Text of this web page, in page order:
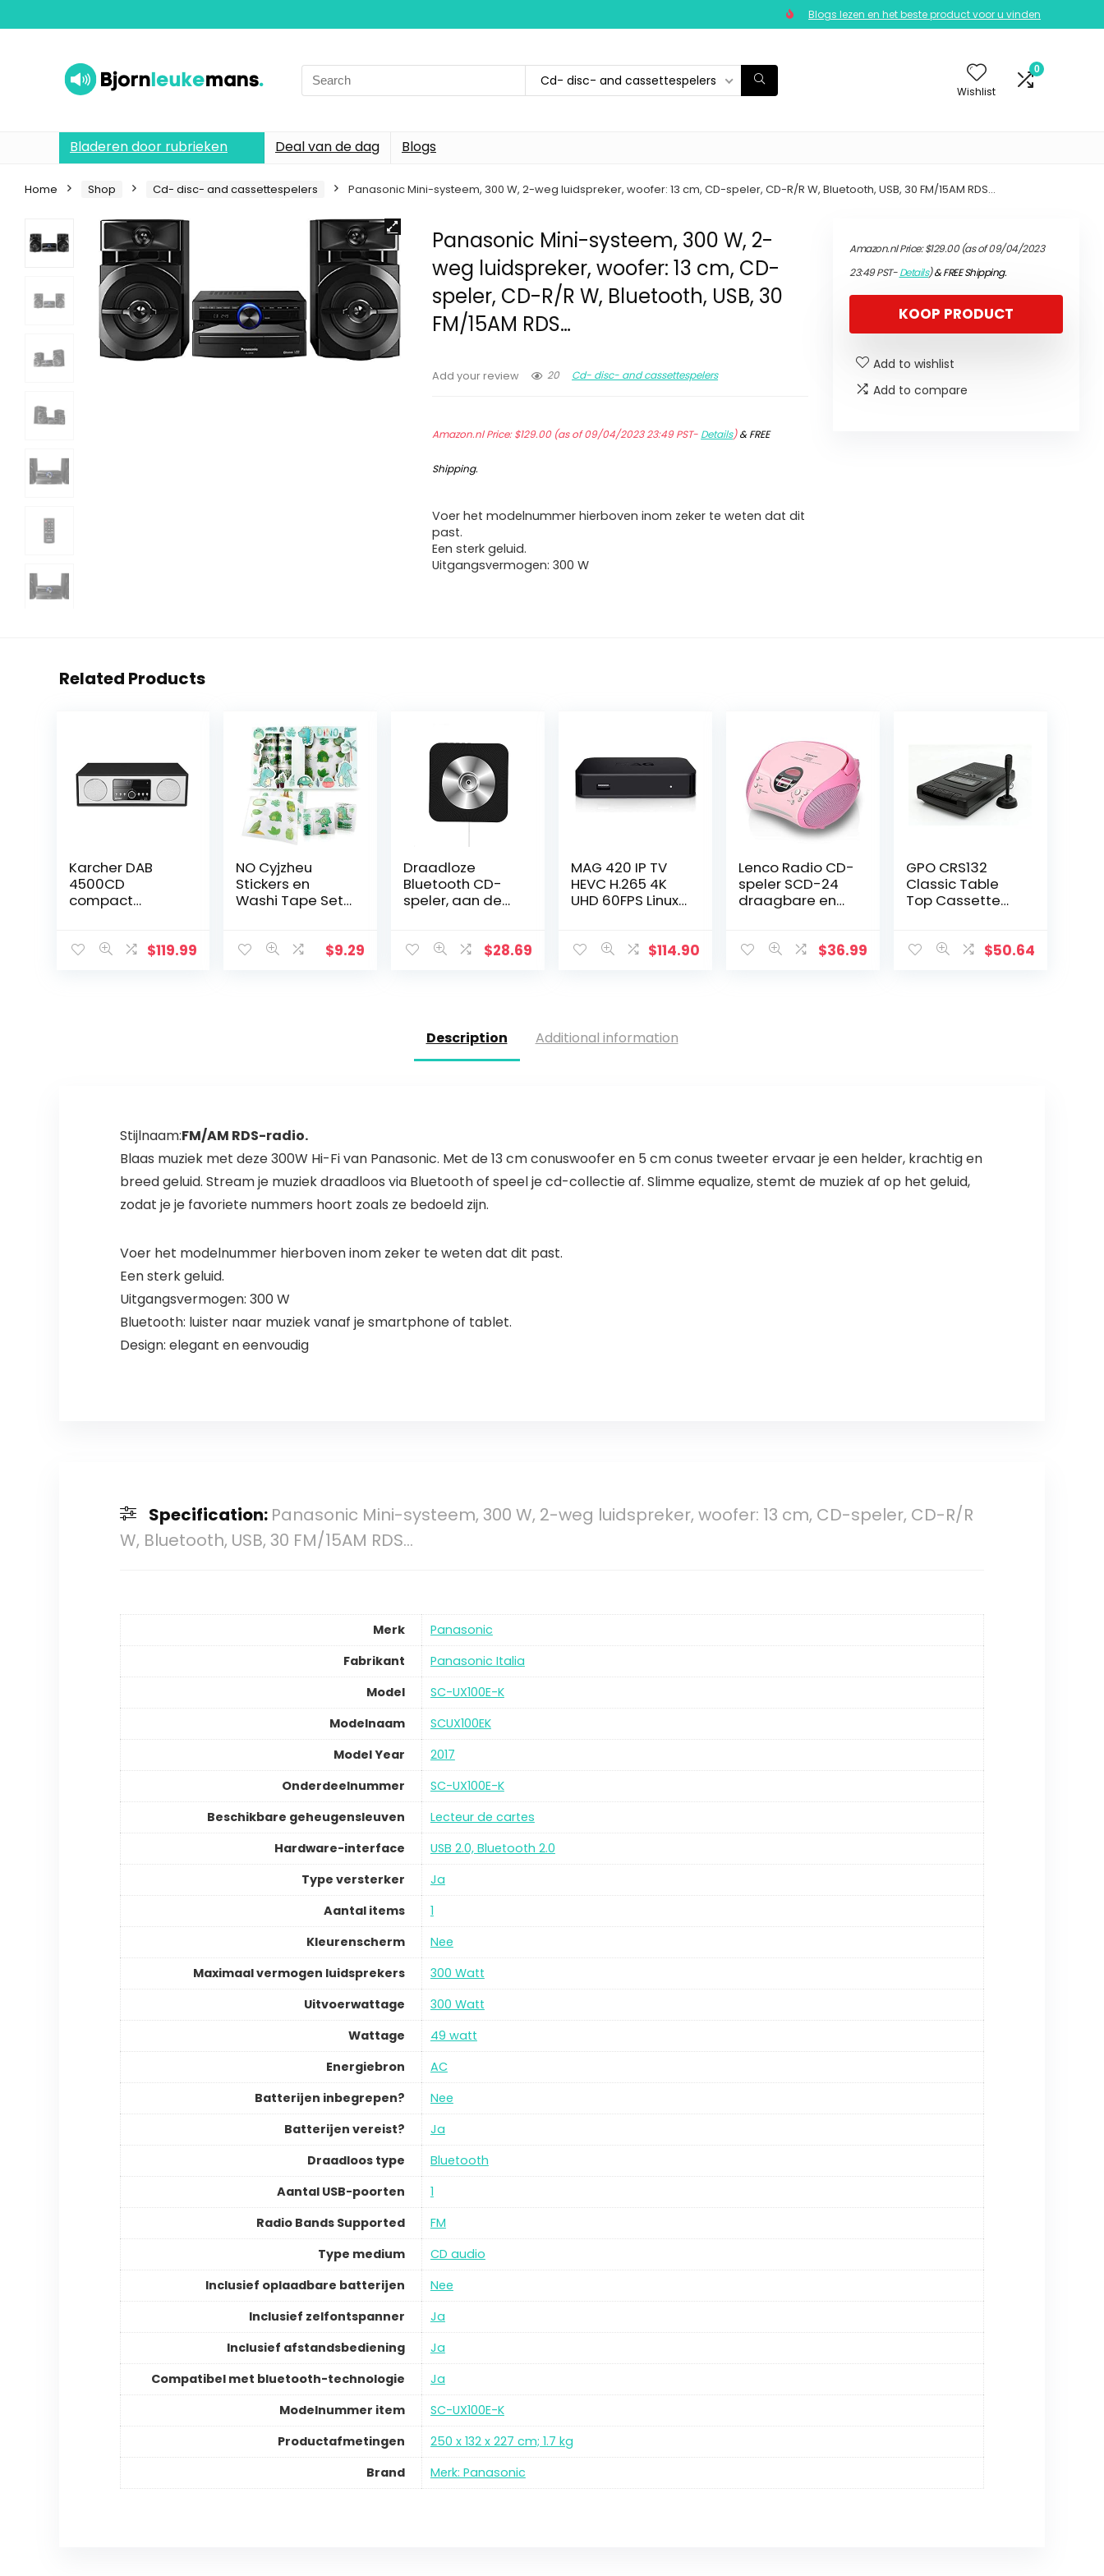
Blogs lezen en het beste product voor u vinden
Search
for:
Cd- disc- and cassettespelers
Wishlist
0
Bladeren door rubrieken Deal van de dag Blogs
Home Shop Cd- disc- and cassettespelers Panasonic Mini-systeem, 300 W, 2-weg luidspreker, woofer: 13 cm, CD-speler, CD-R/R W, Bluetooth, USB, 30 FM/15AM RDS…
Panasonic Mini-systeem, 300 W, 2-
weg luidspreker, woofer: 13 cm, CD-
speler, CD-R/R W, Bluetooth, USB, 30
FM/15AM RDS…
Add your review 20 Cd- disc- and cassettespelers
Amazon.nl Price:$129.00(as of 09/04/2023 23:49 PST- Details)&FREE
Shipping.
Voer het modelnummer hierboven inom zeker te weten dat dit
past.
Een sterk geluid.
Uitgangsvermogen: 300 W
Amazon.nl Price:$129.00(as of 09/04/2023
23:49 PST-Details)&FREE Shipping.
KOOP PRODUCT
Add to wishlist
Add to compare
Related Products
Karcher DAB
4500CD
compact
(Bluetooth en
$119.99
NO Cyjzheu
Stickers en
Washi Tape Set
Washi Tape
$9.29
Draadloze
Bluetooth CD-
speler, aan de
draagbare CD-
$28.69
MAG 420 IP TV
HEVC H.265 4K
UHD 60FPS Linux
$114.90
Lenco Radio CD-
speler SCD-24
draagbare en
$36.99
GPO CRS132
Classic Table
Top Cassette
$50.64
Description Additional information
Stijlnaam:FM/AM RDS-radio.
Blaas muziek met deze 300W Hi-Fi van Panasonic. Met de 13 cm conuswoofer en 5 cm conus tweeter ervaar je een helder, krachtig en
breed geluid. Stream je muziek draadloos via Bluetooth of speel je cd-collectie af. Slimme equalize, stemt de muziek af op het geluid,
zodat je je favoriete nummers hoort zoals ze bedoeld zijn.
Voer het modelnummer hierboven inom zeker te weten dat dit past.
Een sterk geluid.
Uitgangsvermogen: 300 W
Bluetooth: luister naar muziek vanaf je smartphone of tablet.
Design: elegant en eenvoudig
Specification: Panasonic Mini-systeem, 300 W, 2-weg luidspreker, woofer: 13 cm, CD-speler, CD-R/R
W, Bluetooth, USB, 30 FM/15AM RDS…
Merk
Panasonic
Fabrikant
Panasonic Italia
Model
SC-UX100E-K
Modelnaam
SCUX100EK
Model Year
2017
Onderdeelnummer
SC-UX100E-K
Beschikbare geheugensleuven
Lecteur de cartes
Hardware-interface
USB 2.0, Bluetooth 2.0
Type versterker
Ja
Aantal items
1
Kleurenscherm
Nee
Maximaal vermogen luidsprekers
300 Watt
Uitvoerwattage
300 Watt
Wattage
49 watt
Energiebron
AC
Batterijen inbegrepen?
Nee
Batterijen vereist?
Ja
Draadloos type
Bluetooth
Aantal USB-poorten
1
Radio Bands Supported
FM
Type medium
CD audio
Inclusief oplaadbare batterijen
Nee
Inclusief zelfontspanner
Ja
Inclusief afstandsbediening
Ja
Compatibel met bluetooth-technologie
Ja
Modelnummer item
SC-UX100E-K
Productafmetingen
250 x 132 x 227 cm; 1.7 kg
Brand
Merk: Panasonic